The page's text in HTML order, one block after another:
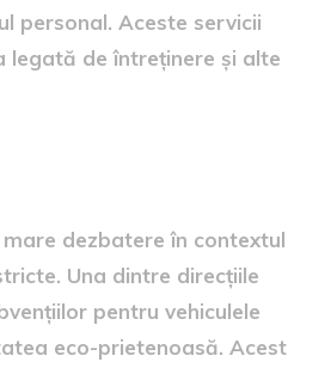
personal. Aceste servicii
legată de întreținere și alte
dezbatere în contextul
Una dintre direcțiile
pentru vehiculele
eco-prietenoasă. Acest